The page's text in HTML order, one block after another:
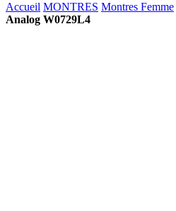
Accueil MONTRES Montres Femme
Analog W0729L4